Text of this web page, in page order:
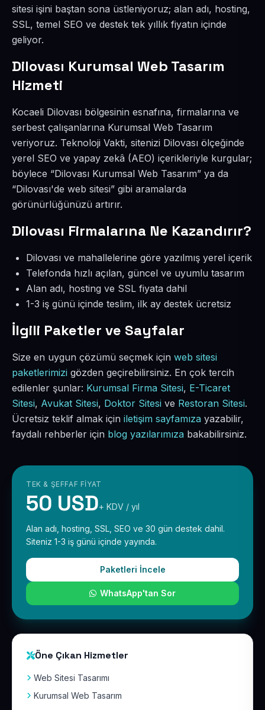
sitesi işini baştan sona üstleniyoruz; alan adı, hosting,
SSL, temel SEO ve destek tek yıllık fiyatın içinde
geliyor.
Dilovası Kurumsal Web Tasarım
Hizmeti
Kocaeli Dilovası bölgesinin esnafına, firmalarına ve
serbest çalışanlarına Kurumsal Web Tasarım
veriyoruz. Teknoloji Vakti, sitenizi Dilovası ölçeğinde
yerel SEO ve yapay zekâ (AEO) içerikleriyle kurgular;
böylece “Dilovası Kurumsal Web Tasarım” ya da
“Dilovası'de web sitesi” gibi aramalarda
görünürlüğünüzü artırır.
Dilovası Firmalarına Ne Kazandırır?
Dilovası ve mahallelerine göre yazılmış yerel içerik
Telefonda hızlı açılan, güncel ve uyumlu tasarım
Alan adı, hosting ve SSL fiyata dahil
1-3 iş günü içinde teslim, ilk ay destek ücretsiz
İlgili Paketler ve Sayfalar
Size en uygun çözümü seçmek için web sitesi
paketlerimizi gözden geçirebilirsiniz. En çok tercih
edilenler şunlar: Kurumsal Firma Sitesi, E-Ticaret
Sitesi, Avukat Sitesi, Doktor Sitesi ve Restoran Sitesi.
Ücretsiz teklif almak için iletişim sayfamıza yazabilir,
faydalı rehberler için blog yazılarımıza bakabilirsiniz.
TEK & ŞEFFAF FIYAT
50 USD+ KDV / yıl
Alan adı, hosting, SSL, SEO ve 30 gün destek dahil.
Siteniz 1-3 iş günü içinde yayında.
Paketleri İncele
WhatsApp'tan Sor
Öne Çıkan Hizmetler
Web Sitesi Tasarımı
Kurumsal Web Tasarım